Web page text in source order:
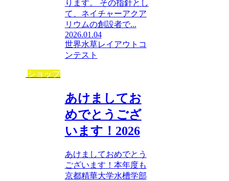
ります。 その指針とし
て、ネイチャーアクア
リウムの創設者で...
2026.01.04
世界水草レイアウトコ
ンテスト
ショップ
あけましてお
めでとうござ
います！2026
あけましておめでとう
ございます！本年度も
京都精華大学水槽学部